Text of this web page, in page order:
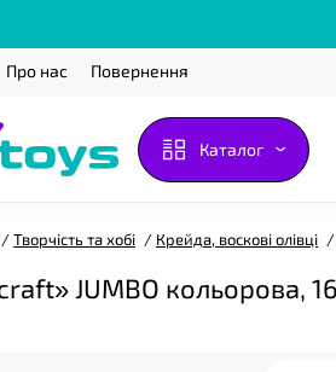
Про нас Повернення
Каталог
Творчість та хобі Крейда, воскові олівці
JUMBO кольорова,